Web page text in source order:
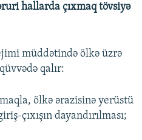
hallarda çıxmaq tövsiyə
müddətində ölkə üzrə
qalır:
ölkə ərazisinə yerüstü
çıxışın dayandırılması;